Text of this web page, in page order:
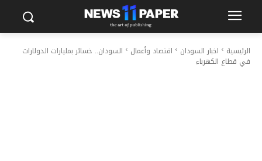
الرئيسية اخبار السودان اقتصاد وأعمال
السودان.. خسائر بمليارات الدولارات
في قطاع الكهرباء